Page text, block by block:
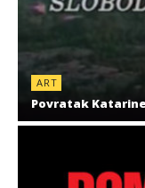
ART
Povratak